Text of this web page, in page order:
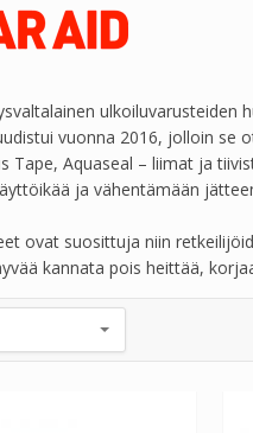
vuonna 2016, jolloin se
Tape, Aquaseal – liimat ja
ja vähentämään
ovat suosittuja niin
kannata pois heittää,